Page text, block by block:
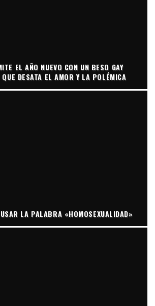
EL AÑO NUEVO CON UN BESO GAY
DESATA EL AMOR Y LA POLÉMICA
LA PALABRA «HOMOSEXUALIDAD»